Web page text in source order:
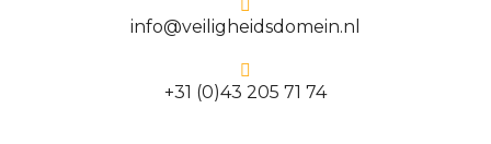
info@veiligheidsdomein.nl
+31 (0)43 205 71 74